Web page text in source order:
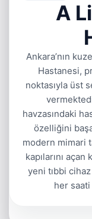
A
Ankara’nın
Hastanesi,
noktasıyla üst
havzasındaki
özelliğini
modern mimari
kapılarını
yeni tıbbi
her